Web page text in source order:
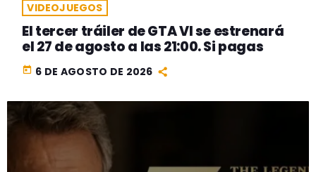
VIDEOJUEGOS
El tercer tráiler de GTA VI se estrenará
el 27 de agosto a las 21:00. Si pagas
today 6 DE AGOSTO DE 2026